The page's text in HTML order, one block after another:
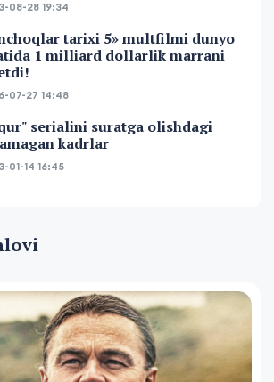
08-28 19:34
tarixi 5» multfilmi dunyo
1 milliard dollarlik marrani
07-27 14:48
serialini suratga olishdagi
kadrlar
01-14 16:45